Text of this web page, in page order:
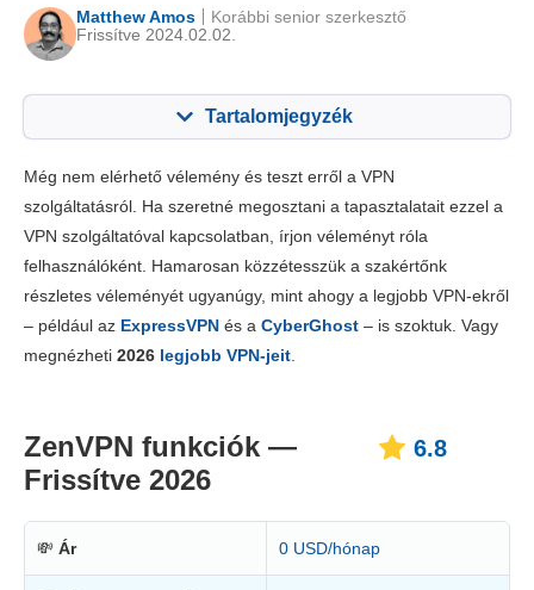
Matthew Amos
Frissítve 2024.02.02.
Korábbi senior szerkesztő
Tartalomjegyzék
Főbb jellemzők 6.8
Telepítés & appok 6.8
Megbízhatóság és támogatás 7.4
Még nem elérhető vélemény és teszt erről a VPN
szolgáltatásról. Ha szeretné megosztani a tapasztalatait ezzel a
VPN szolgáltatóval kapcsolatban, írjon véleményt róla
felhasználóként. Hamarosan közzétesszük a szakértőnk
részletes véleményét ugyanúgy, mint ahogy a legjobb VPN-ekről
– például az ExpressVPN és a CyberGhost – is szoktuk. Vagy
megnézheti 2026 legjobb VPN-jeit
ZenVPN funkciók —
Frissítve 2026
6.8
💸 Ár 0 USD/hónap